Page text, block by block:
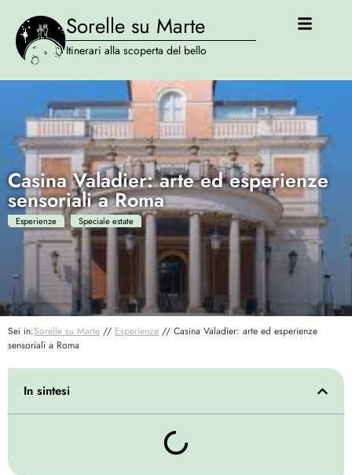
Sorelle su Marte
Itinerari alla scoperta del bello
Casina Valadier: arte ed esperienze
sensoriali a Roma
Esperienze Speciale estate
Sei in:Sorelle su Marte // Esperienze // Casina Valadier: arte ed esperienze
sensoriali a Roma
In sintesi